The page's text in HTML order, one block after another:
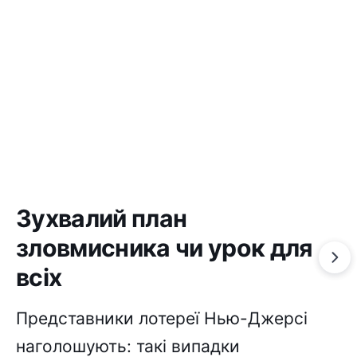
Зухвалий план
зловмисника чи урок для
всіх
Представники лотереї Нью-Джерсі
наголошують: такі випадки